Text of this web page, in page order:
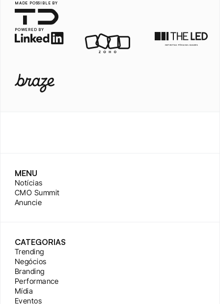
MADE POSSIBLE BY
POWERED BY
MENU
Notícias
CMO Summit
Anuncie
CATEGORIAS
Trending
Negócios
Branding
Performance
Mídia
Eventos